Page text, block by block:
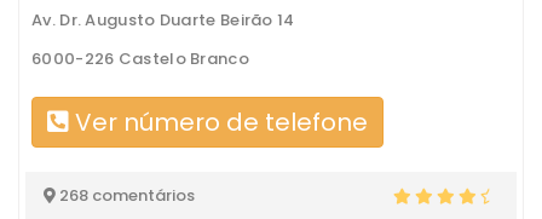
Av. Dr. Augusto Duarte Beirão 14
6000-226 Castelo Branco
Ver número de telefone
268 comentários